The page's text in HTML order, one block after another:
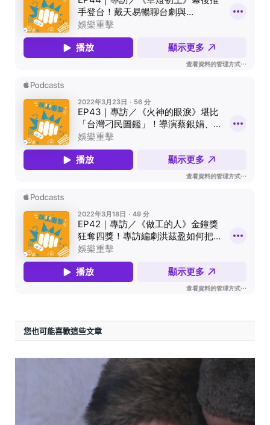
您也可能喜歡這些文章